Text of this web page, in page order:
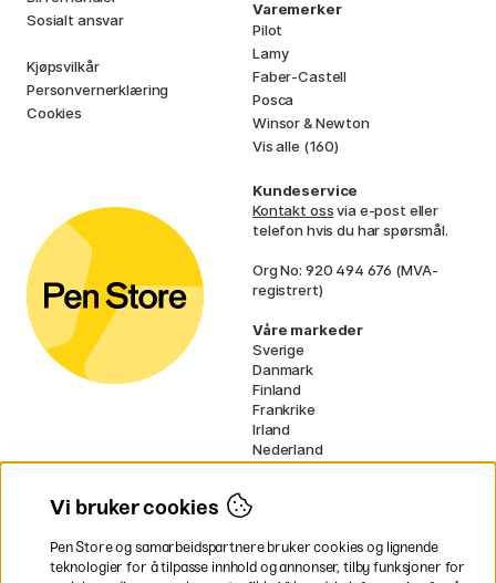
Sosialt ansvar
Kjøpsvilkår
Personvernerklæring
Cookies
Varemerker
Pilot
Lamy
Faber-Castell
Posca
Winsor & Newton
Vis alle (160)
Kundeservice
Kontakt ossvia e-post eller
telefon hvis du har spørsmål.
Org No: 920 494 676 (MVA-
registrert)
Våre markeder
Sverige
Danmark
Finland
Frankrike
Irland
Nederland
Tyskland
* Spesifikkefraktvilkårgjelder for
voluminøse varer.
Vi bruker cookies
Pen Store og samarbeidspartnere bruker cookies og lignende
teknologier for å tilpasse innhold og annonser, tilby funksjoner for